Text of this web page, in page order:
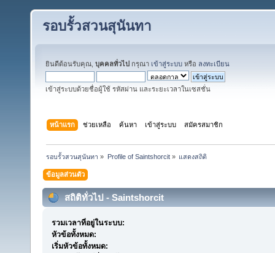
รอบรั้วสวนสุนันทา
ยินดีต้อนรับคุณ, บุคคลทั่วไป กรุณา เข้าสู่ระบบ หรือ ลงทะเบียน
เข้าสู่ระบบด้วยชื่อผู้ใช้ รหัสผ่าน และระยะเวลาในเซสชั่น
หน้าแรก ช่วยเหลือ ค้นหา เข้าสู่ระบบ สมัครสมาชิก
รอบรั้วสวนสุนันทา » Profile of Saintshorcit» แสดงสถิติ
ข้อมูลส่วนตัว
สถิติทั่วไป - Saintshorcit
รวมเวลาที่อยู่ในระบบ:
หัวข้อทั้งหมด:
เริ่มหัวข้อทั้งหมด: